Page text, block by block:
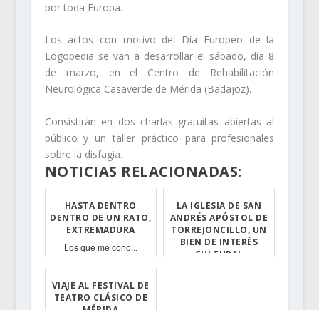
por toda Europa.
Los actos con motivo del Día Europeo de la
Logopedia se van a desarrollar el sábado, día 8
de marzo, en el Centro de Rehabilitación
Neurológica Casaverde de Mérida (Badajoz).
Consistirán en dos charlas gratuitas abiertas al
público y un taller práctico para profesionales
sobre la disfagia.
NOTICIAS RELACIONADAS:
HASTA DENTRO
DENTRO DE UN RATO,
EXTREMADURA
Los que me cono...
LA IGLESIA DE SAN
ANDRÉS APÓSTOL DE
TORREJONCILLO, UN
BIEN DE INTERÉS
CULTURAL
VIAJE AL FESTIVAL DE
TEATRO CLÁSICO DE